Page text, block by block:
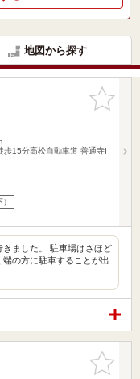
地図から探す
お気に入
りに追加
歩15分高松自動車道 善通寺I
ました。 駐車場はさほど
の方に駐車することが出
お気に入
りに追加